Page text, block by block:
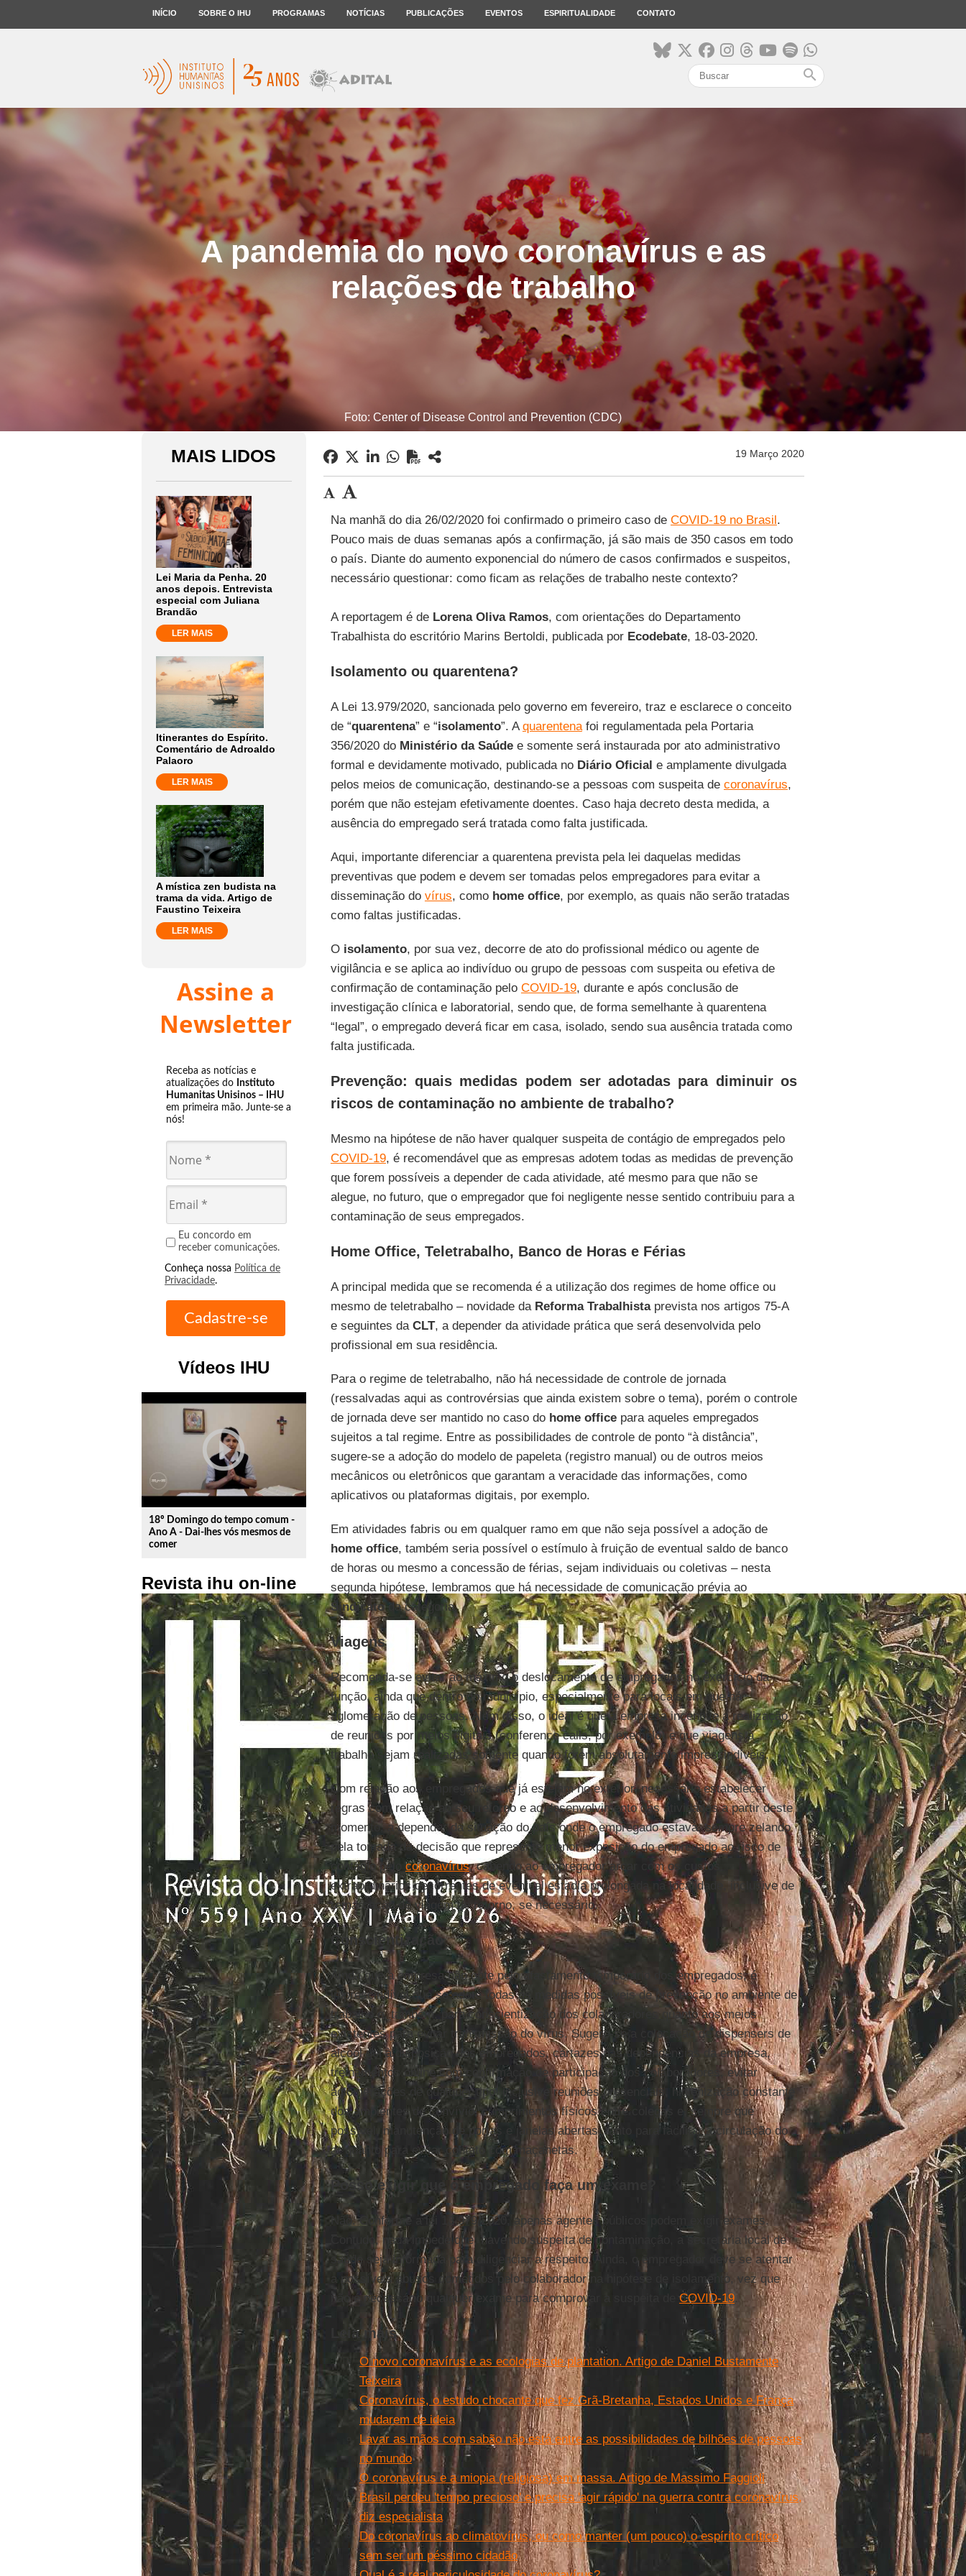
INÍCIO SOBRE O IHU PROGRAMAS NOTÍCIAS PUBLICAÇÕES EVENTOS ESPIRITUALIDADE CONTATO
search
A pandemia do novo coronavírus e as
relações de trabalho
Foto: Center of Disease Control and Prevention (CDC)
MAIS LIDOS
Lei Maria da Penha. 20
anos depois. Entrevista
especial com Juliana
Brandão
LER MAIS
Itinerantes do Espírito.
Comentário de Adroaldo
Palaoro
LER MAIS
A mística zen budista na
trama da vida. Artigo de
Faustino Teixeira
LER MAIS
Assine a
Newsletter
Receba as notícias e
atualizações do Instituto
Humanitas Unisinos – IHU
em primeira mão. Junte-se a
nós!
Eu concordo em
receber comunicações.
Conheça nossa Política de
Privacidade.
Vídeos IHU
play_circle_outline
18º Domingo do tempo comum -
Ano A - Dai-lhes vós mesmos de
comer
Revista ihu on-line
19 Março 2020
Na manhã do dia 26/02/2020 foi confirmado o primeiro caso de COVID-19 no Brasil.
Pouco mais de duas semanas após a confirmação, já são mais de 350 casos em todo
o país. Diante do aumento exponencial do número de casos confirmados e suspeitos,
necessário questionar: como ficam as relações de trabalho neste contexto?
A reportagem é de Lorena Oliva Ramos, com orientações do Departamento
Trabalhista do escritório Marins Bertoldi, publicada por Ecodebate, 18-03-2020.
Isolamento ou quarentena?
A Lei 13.979/2020, sancionada pelo governo em fevereiro, traz e esclarece o conceito
de “quarentena” e “isolamento”. Aquarentenafoi regulamentada pela Portaria
356/2020 do Ministério da Saúdee somente será instaurada por ato administrativo
formal e devidamente motivado, publicada no Diário Oficial e amplamente divulgada
pelos meios de comunicação, destinando-se a pessoas com suspeita de coronavírus,
porém que não estejam efetivamente doentes. Caso haja decreto desta medida, a
ausência do empregado será tratada como falta justificada.
Aqui, importante diferenciar a quarentena prevista pela lei daquelas medidas
preventivas que podem e devem ser tomadas pelos empregadores para evitar a
disseminação do vírus, como home office, por exemplo, as quais não serão tratadas
como faltas justificadas.
O isolamento, por sua vez, decorre de ato do profissional médico ou agente de
vigilância e se aplica ao indivíduo ou grupo de pessoas com suspeita ou efetiva de
confirmação de contaminação pelo COVID-19, durante e após conclusão de
investigação clínica e laboratorial, sendo que, de forma semelhante à quarentena
“legal”, o empregado deverá ficar em casa, isolado, sendo sua ausência tratada como
falta justificada.
Prevenção: quais medidas podem ser adotadas para diminuir os
riscos de contaminação no ambiente de trabalho?
Mesmo na hipótese de não haver qualquer suspeita de contágio de empregados pelo
COVID-19, é recomendável que as empresas adotem todas as medidas de prevenção
que forem possíveis a depender de cada atividade, até mesmo para que não se
alegue, no futuro, que o empregador que foi negligente nesse sentido contribuiu para a
contaminação de seus empregados.
Home Office, Teletrabalho, Banco de Horas e Férias
A principal medida que se recomenda é a utilização dos regimes de home office ou
mesmo de teletrabalho – novidade da Reforma Trabalhistaprevista nos artigos 75-A
e seguintes da CLT, a depender da atividade prática que será desenvolvida pelo
profissional em sua residência.
Para o regime de teletrabalho, não há necessidade de controle de jornada
(ressalvadas aqui as controvérsias que ainda existem sobre o tema), porém o controle
de jornada deve ser mantido no caso do home officepara aqueles empregados
sujeitos a tal regime. Entre as possibilidades de controle de ponto “à distância”,
sugere-se a adoção do modelo de papeleta (registro manual) ou de outros meios
mecânicos ou eletrônicos que garantam a veracidade das informações, como
aplicativos ou plataformas digitais, por exemplo.
Em atividades fabris ou em qualquer ramo em que não seja possível a adoção de
home office, também seria possível o estímulo à fruição de eventual saldo de banco
de horas ou mesmo a concessão de férias, sejam individuais ou coletivas – nesta
segunda hipótese, lembramos que há necessidade de comunicação prévia ao
Sindicatoda categoria.
Viagens
Recomenda-se evitar ao máximo o deslocamento de empregados no exercício da
função, ainda que dentro do município, especialmente para locais em que há
aglomeração de pessoas. Além disso, o ideal é que a empresa incentive a realização
de reuniões por meios digitais (conference calls, por exemplo) e que viagens à
trabalho sejam realizadas somente quando forem absolutamente imprescindíveis.
Com relação aos empregados que já estejam no exterior, necessário estabelecer
regras com relação ao seu retorno e ao desenvolvimento das atividades a partir deste
momento, a depender da situação do país onde o empregado estava, sempre zelando
pela tomada da decisão que represente menor exposição do empregado ao risco de
contágio pelo coronavírus, cabendo ao empregador arcar com os custos
extraordinários decorrentes de eventual estadia prolongada na localidade, inclusive de
remarcação de viagem de retorno, se necessário.
Conscientização
Ainda que a empresa não opte pelo afastamento temporário dos empregados, é
imprescindível que se adote todas as medidas possíveis de prevenção no ambiente de
trabalho e, também, para conscientização dos colaboradores quanto aos meios
existentes para evitar transmissão do vírus. Sugere-se a colocação de dispensers de
álcool gel à disposição dos empregados, cartazes nas dependências da empresa,
treinamentos online com confirmação de participação dos colaboradores, evitar
aglomerações de qualquer tipo, inclusive reuniões presenciais, higienização constante
dos ambientes de convívio, cumprimentos físicos entre colegas e, sempre que
possível, manutenção de portas e janelas abertas, tanto para facilitar a circulação do
ar quanto para evitar contato com maçanetas.
Posso exigir que o empregado faça um exame?
Não. Conforme a lei 13.979/2020, apenas agentes públicos podem exigir exames.
Contudo, nada impede que, havendo suspeita de contaminação, a secretaria local de
saúde seja informada para diligenciar a respeito. Ainda, o empregador deve se atentar
a possíveis abusos cometidos pelo colaborador na hipótese de isolamento, vez que
não é necessário qualquer exame para comprovar a suspeita de COVID-19.
Leia mais
O novo coronavírus e as ecologias de plantation. Artigo de Daniel Bustamente
Teixeira
Coronavírus, o estudo chocante que fez Grã-Bretanha, Estados Unidos e França
mudarem de ideia
Lavar as mãos com sabão não está entre as possibilidades de bilhões de pessoas
no mundo
O coronavírus e a miopia (religiosa) em massa. Artigo de Massimo Faggioli
Brasil perdeu 'tempo precioso' e precisa 'agir rápido' na guerra contra coronavírus,
diz especialista
Do coronavírus ao climatovírus, ou como manter (um pouco) o espírito crítico
sem ser um péssimo cidadão